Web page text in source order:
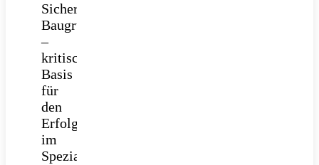
Sichere
Baugrube
–
kritische
Basis
für
den
Erfolg
im
Spezialtiefbau